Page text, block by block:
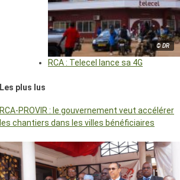
© DR
RCA : Telecel lance sa 4G
Les plus lus
RCA-PROVIR : le gouvernement veut accélérer
les chantiers dans les villes bénéficiaires